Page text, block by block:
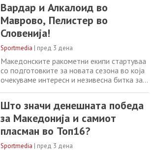
му рекол на Камавинга да замине од
Мадрид 05/08/2026 Тер Штеген на
позајмица во Ајакс 05/08/2026
Вардар и Алкалоид во
Маврово, Пелистер во
Словенија!
Sportmedia | пред 3 дена
Македонските ракометни екипи стартуваа
со подготовките за новата сезона во која
очекуваме интересн и незивесна битка за
на Вардар, а главни конкуренти се тронот
на „црвено-црните“ се Пелистер, Алкалоид
и ГРК Охрид. Од вчера три од четири
клубови ја променија базата. Алклоид
Што значи денешната победа
за Македонија и самиот
пласман во Топ16?
Sportmedia | пред 3 дена